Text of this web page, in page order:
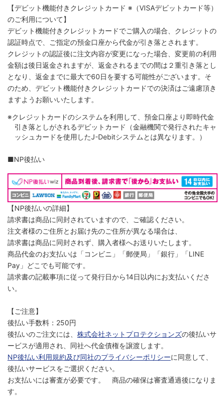
【デビット機能付きクレジットカード ※（VISAデビットカード等）
のご利用について】
デビット機能付きクレジットカードでご購入の場合、クレジットの
認証時点で、ご指定の預金口座から代金が引き落とされます。
クレジットの認証後に注文内容が変更になった場合、変更前の利用
金額は後日返金されますが、返金されるまでの間は２重引き落とし
となり、返金までに最大で60日を要する可能性がございます。そ
のため、デビット機能付きクレジットカードでの決済はご遠慮頂き
ますようお願いいたします。
※クレジットカードのシステムを利用して、預金口座より即時代金
引き落としがされるデビットカード（金融機関で発行されたキャ
ッシュカードを使用したJ-Debitシステムとは異なります。）
■NP後払い
【NP後払いの詳細】
請求書は商品に同封されていますので、ご確認ください。
注文者様のご住所とお届け先のご住所が異なる場合は、
請求書は商品に同封されず、購入者様へお送りいたします。
商品代金のお支払いは「コンビニ」「郵便局」「銀行」「LINE
Pay」どこでも可能です。
請求書の記載事項に従って発行日から14日以内にお支払いくださ
い。
【ご注意】
後払い手数料：250円
後払いのご注文には、 株式会社ネットプロテクションズの後払いサ
ービスが適用され、同社へ代金債権を譲渡します。
NP後払い利用規約及び同社のプライバシーポリシーに同意して、
後払いサービスをご選択ください。
お支払いには審査が必要です。 商品の確保は審査通過後になりま
す。